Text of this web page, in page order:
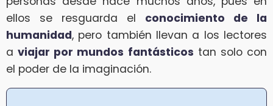
ellos se resguarda el conocimiento de la
humanidad, pero también llevan a los lectores
aviajar por mundos fantásticos tan solo con
el poder de la imaginación.